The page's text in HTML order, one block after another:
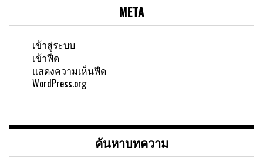
META
เข้าสู่ระบบ
เข้าฟีด
แสดงความเห็นฟีด
WordPress.org
ค้นหาบทความ